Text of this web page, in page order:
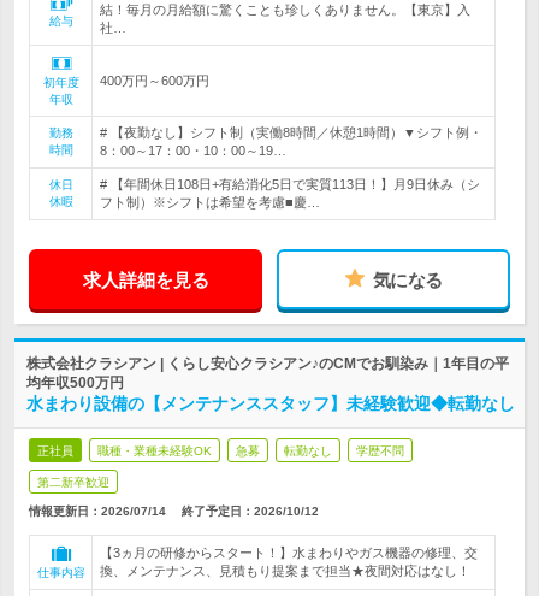
給与
結！毎月の月給額に驚くことも珍しくありません。【東京】入
社…
初年度
年収
400万円～600万円
勤務
時間
# 【夜勤なし】シフト制（実働8時間／休憩1時間）▼シフト例・
8：00～17：00・10：00～19…
休日
休暇
# 【年間休日108日+有給消化5日で実質113日！】月9日休み（シ
フト制）※シフトは希望を考慮■慶…
求人詳細を見る 気になる
株式会社クラシアン | くらし安心クラシアン♪のCMでお馴染み｜1年目の平
均年収500万円
水まわり設備の【メンテナンススタッフ】未経験歓迎◆転勤なし
正社員 職種・業種未経験OK 急募 転勤なし 学歴不問
第二新卒歓迎
情報更新日：2026/07/14 終了予定日： 2026/10/12
仕事内容
【3ヵ月の研修からスタート！】水まわりやガス機器の修理、交
換、メンテナンス、見積もり提案まで担当★夜間対応はなし！